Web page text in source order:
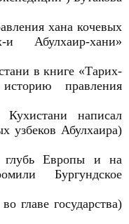
хана кочевых
Абулхаир-хани»
в книге «Тарих-
правления
написал
узбеков Абулхаира)
Европы и на
Бургундское
главе государства)